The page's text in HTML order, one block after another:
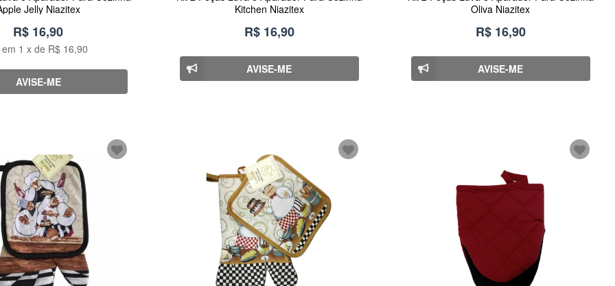
Jelly Niazitex
R$ 16,90
1 x de R$ 16,90
AVISE-ME
Kitchen Niazitex
R$ 16,90
AVISE-ME
Oliva Niazitex
R$ 16,90
AVISE-ME